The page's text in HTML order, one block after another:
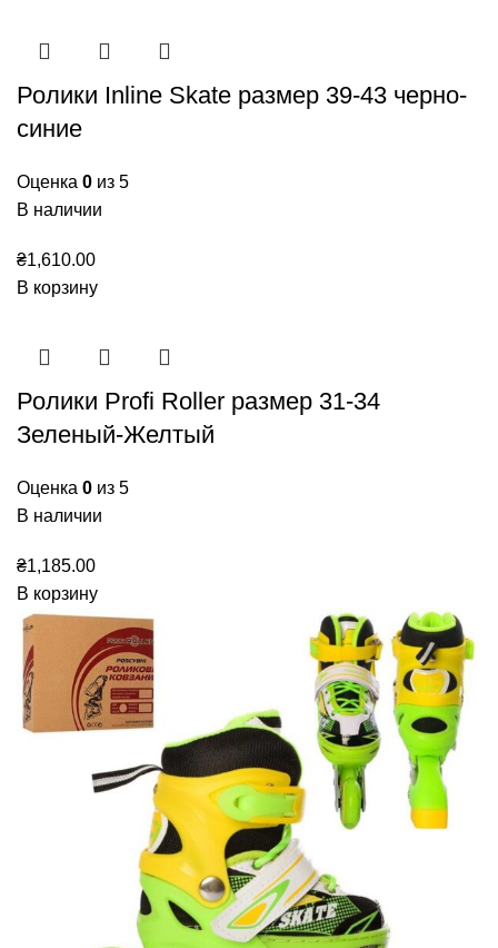
Ролики Inline Skate размер 39-43 черно-
синие
Оценка 0 из 5
В наличии
₴1,610.00
В корзину
Ролики Profi Roller размер 31-34
Зеленый-Желтый
Оценка 0 из 5
В наличии
₴1,185.00
В корзину